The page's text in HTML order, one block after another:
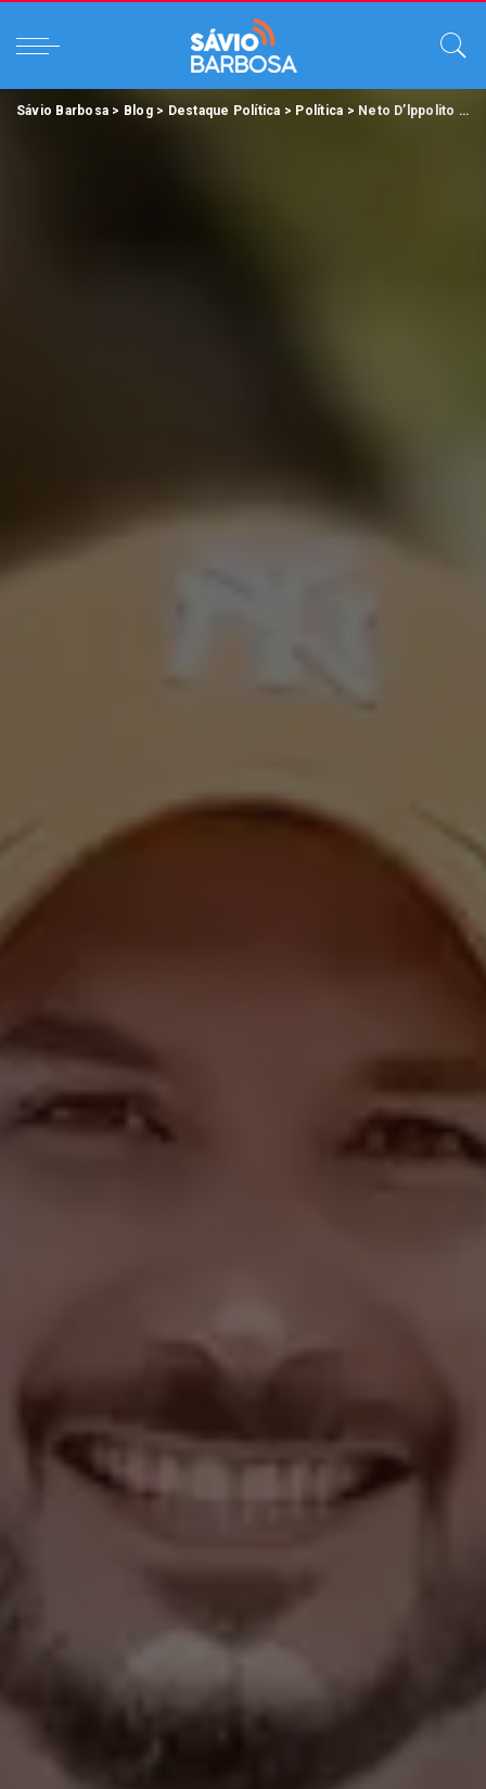
Sávio Barbosa > Blog> Destaque Política > Política > Neto D’lppolito o candidato a vereador de Ananindeua com forte atuação em defesa dos direitos dos animais.